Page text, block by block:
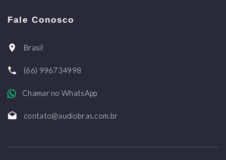
Fale Conosco
Brasil
(66) 996734998
Chamar no WhatsApp
contato@audiobras.com.br